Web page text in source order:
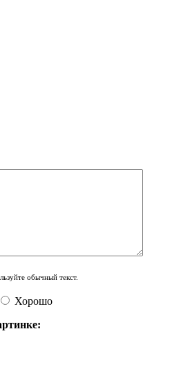
обычный текст.
Хорошо